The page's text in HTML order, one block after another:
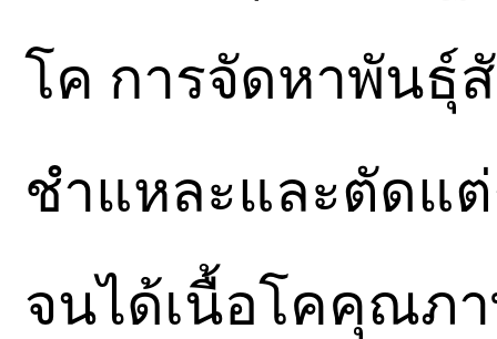
โค การจัดหาพันธุ์
ชำแหละและตัดแต่
จนได้เนื้อโคคุณภ